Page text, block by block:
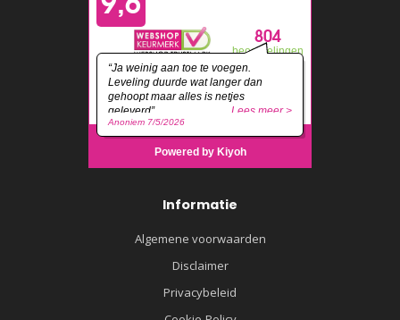
Informatie
Algemene voorwaarden
Disclaimer
Privacybeleid